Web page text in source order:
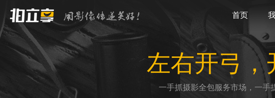
首页
左右开弓，
一手抓摄影全包服务市场，一手